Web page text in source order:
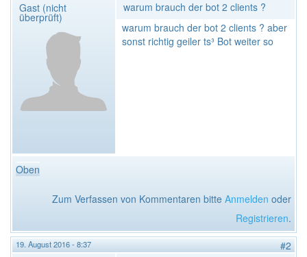
Gast (nicht
überprüft)
warum brauch der bot 2 clients ?
warum brauch der bot 2 clients ? aber
sonst richtig geiler ts³ Bot weiter so
Oben
Zum Verfassen von Kommentaren bitte Anmelden oder
Registrieren.
19. August 2016 - 8:37
#2